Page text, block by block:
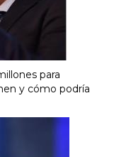
para
y cómo podría